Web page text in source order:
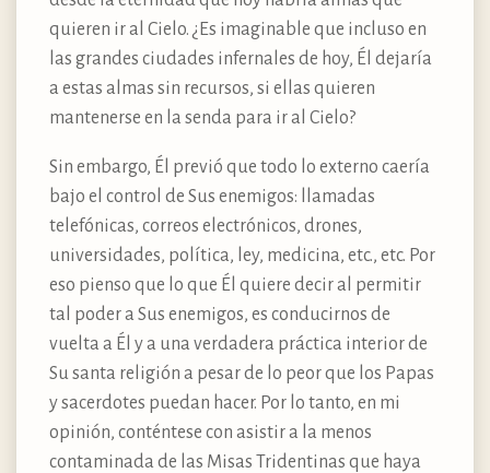
quieren ir al Cielo. ¿Es imaginable que incluso en
las grandes ciudades infernales de hoy, Él dejaría
a estas almas sin recursos, si ellas quieren
mantenerse en la senda para ir al Cielo?
Sin embargo, Él previó que todo lo externo caería
bajo el control de Sus enemigos: llamadas
telefónicas, correos electrónicos, drones,
universidades, política, ley, medicina, etc., etc. Por
eso pienso que lo que Él quiere decir al permitir
tal poder a Sus enemigos, es conducirnos de
vuelta a Él y a una verdadera práctica interior de
Su santa religión a pesar de lo peor que los Papas
y sacerdotes puedan hacer. Por lo tanto, en mi
opinión, conténtese con asistir a la menos
contaminada de las Misas Tridentinas que haya